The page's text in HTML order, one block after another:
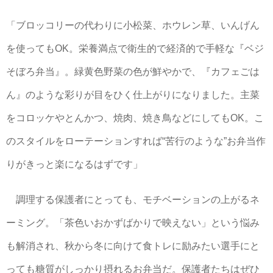
「ブロッコリーの代わりに小松菜、ホウレン草、いんげん
を使ってもOK。栄養満点で衛生的で経済的で手軽な『ベジ
そぼろ弁当』。緑黄色野菜の色が鮮やかで、『カフェごは
ん』のような彩りが目をひく仕上がりになりました。主菜
をコロッケやとんかつ、焼肉、焼き鳥などにしてもOK。こ
のスタイルをローテーションすれば“苦行のような”お弁当作
りがきっと楽になるはずです」
調理する保護者にとっても、モチベーションの上がるネ
ーミング。「茶色いおかずばかりで映えない」という悩み
も解消され、秋から冬に向けて食トレに励みたい選手にと
っても糖質がしっかり摂れるお弁当だ。保護者たちはぜひ